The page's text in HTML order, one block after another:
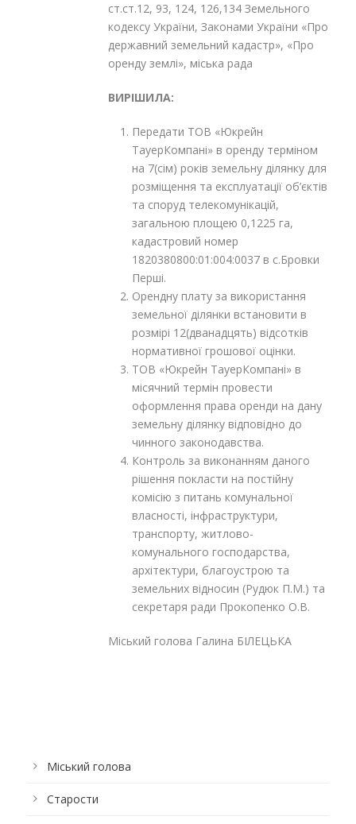
ст.ст.12, 93, 124, 126,134 Земельного
кодексу України, Законами України «Про
державний земельний кадастр», «Про
оренду землі», міська рада
ВИРІШИЛА:
Передати ТОВ «Юкрейн
ТауерКомпані» в оренду терміном
на 7(сім) років земельну ділянку для
розміщення та експлуатації об’єктів
та споруд телекомунікацій,
загальною площею 0,1225 га,
кадастровий номер
1820380800:01:004:0037 в с.Бровки
Перші.
Орендну плату за використання
земельної ділянки встановити в
розмірі 12(дванадцять) відсотків
нормативної грошової оцінки.
ТОВ «Юкрейн ТауерКомпані» в
місячний термін провести
оформлення права оренди на дану
земельну ділянку відповідно до
чинного законодавства.
Контроль за виконанням даного
рішення покласти на постійну
комісію з питань комунальної
власності, інфраструктури,
транспорту, житлово-
комунального господарства,
архітектури, благоустрою та
земельних відносин (Рудюк П.М.) та
секретаря ради Прокопенко О.В.
Міський голова Галина БІЛЕЦЬКА
Міський голова
Старости